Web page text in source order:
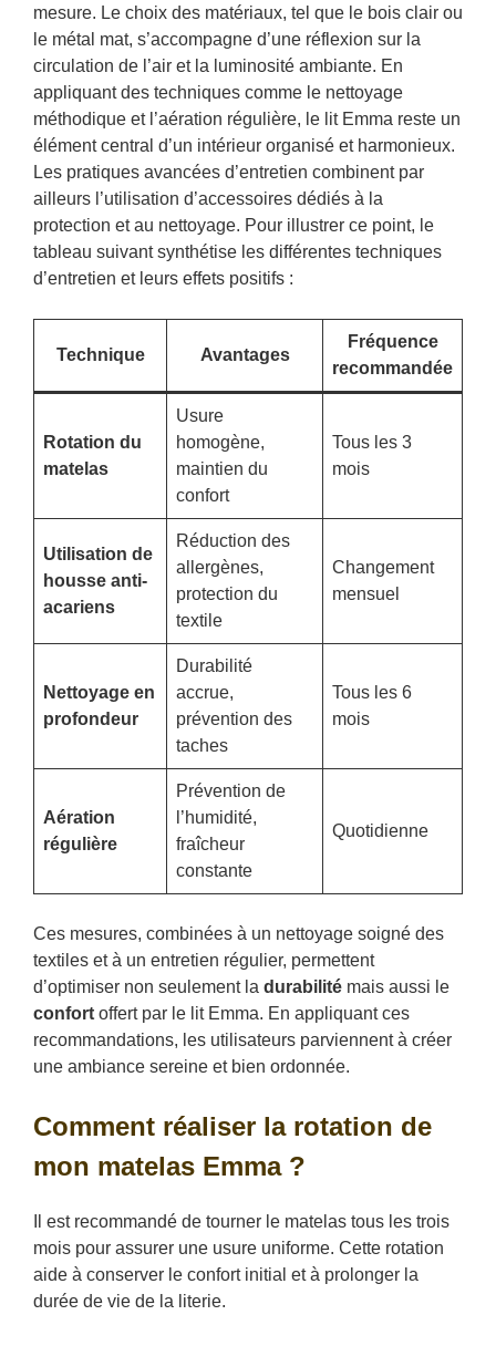
mesure. Le choix des matériaux, tel que le bois clair ou
le métal mat, s’accompagne d’une réflexion sur la
circulation de l’air et la luminosité ambiante. En
appliquant des techniques comme le nettoyage
méthodique et l’aération régulière, le lit Emma reste un
élément central d’un intérieur organisé et harmonieux.
Les pratiques avancées d’entretien combinent par
ailleurs l’utilisation d’accessoires dédiés à la
protection et au nettoyage. Pour illustrer ce point, le
tableau suivant synthétise les différentes techniques
d’entretien et leurs effets positifs :
Technique Avantages
Fréquence
recommandée
Rotation du
matelas
Usure
homogène,
maintien du
confort
Tous les 3
mois
Utilisation de
housse anti-
acariens
Réduction des
allergènes,
protection du
textile
Changement
mensuel
Nettoyage en
profondeur
Durabilité
accrue,
prévention des
taches
Tous les 6
mois
Aération
régulière
Prévention de
l’humidité,
fraîcheur
constante
Quotidienne
Ces mesures, combinées à un nettoyage soigné des
textiles et à un entretien régulier, permettent
d’optimiser non seulement la durabilité mais aussi le
confort offert par le lit Emma. En appliquant ces
recommandations, les utilisateurs parviennent à créer
une ambiance sereine et bien ordonnée.
Comment réaliser la rotation de
mon matelas Emma ?
Il est recommandé de tourner le matelas tous les trois
mois pour assurer une usure uniforme. Cette rotation
aide à conserver le confort initial et à prolonger la
durée de vie de la literie.